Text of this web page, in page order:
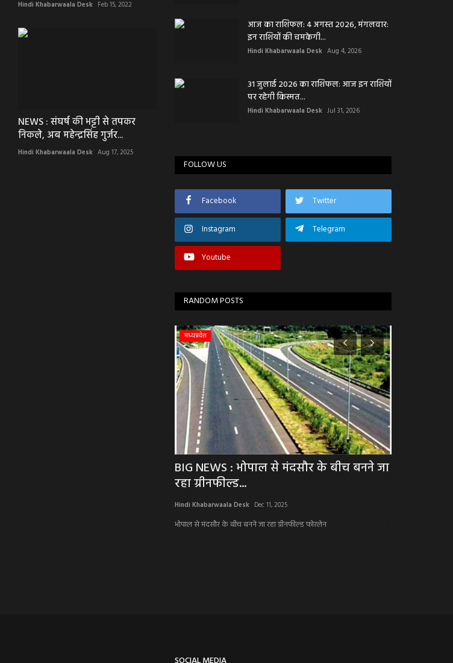
Hindi Khabarwaala Desk Feb 15, 2022
NEWS : संघर्ष की भट्टी से तपकर
निकले, अब महेन्द्रसिंह गुर्जर...
Hindi Khabarwaala Desk Aug 17, 2025
आज का राशिफल: 4 अगस्त 2026, मंगलवार:
इन राशियों की चमकेगी...
Hindi Khabarwaala Desk Aug 4, 2026
31 जुलाई 2026 का राशिफल: आज इन राशियों
पर रहेगी किस्मत...
Hindi Khabarwaala Desk Jul 31, 2026
FOLLOW US
Facebook Twitter
Instagram Telegram
Youtube
RANDOM POSTS
मध्यप्रदेश
BIG NEWS : भोपाल से मंदसौर के बीच बनने जा
रहा ग्रीनफील्ड...
Hindi Khabarwaala Desk Dec 11, 2025
भोपाल से मंदसौर के बीच बनने जा रहा ग्रीनफील्ड फोरलेन